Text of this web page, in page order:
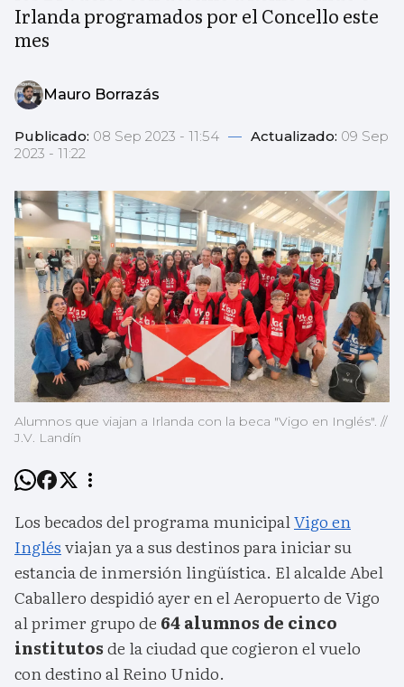
Irlanda programados por el Concello este
mes
Mauro Borrazás
Publicado: 08 Sep 2023 - 11:54 — Actualizado: 09 Sep
2023 - 11:22
Alumnos que viajan a Irlanda con la beca "Vigo en Inglés". //
J.V. Landín
Los becados del programa municipalVigo en
Inglésviajan ya a sus destinos para iniciar su
estancia de inmersión lingüística. El alcalde Abel
Caballero despidió ayer en el Aeropuerto de Vigo
al primer grupo de 64 alumnos de cinco
institutosde la ciudad que cogieron el vuelo
con destino al Reino Unido.